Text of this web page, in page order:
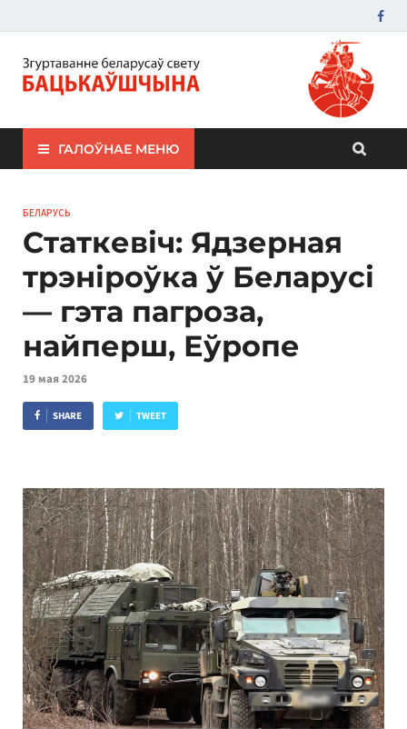
ЗБС "Бацькаўшчына"
ГАЛОЎНАЕ МЕНЮ
БЕЛАРУСЬ
Статкевіч: Ядзерная
трэніроўка ў Беларусі
— гэта пагроза,
найперш, Еўропе
19 мая 2026
SHARE TWEET